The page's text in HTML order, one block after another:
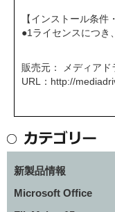
【インストール条件
●1ライセンスにつき
販売元： メディアド
URL： http://
新製品情報
Microsoft Office